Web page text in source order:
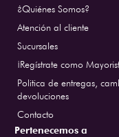
¿Quiénes Somos?
Atención al cliente
Sucursales
¡Regístrate como
Politica de entregas,
devoluciones
Contacto
Pertenecemos a